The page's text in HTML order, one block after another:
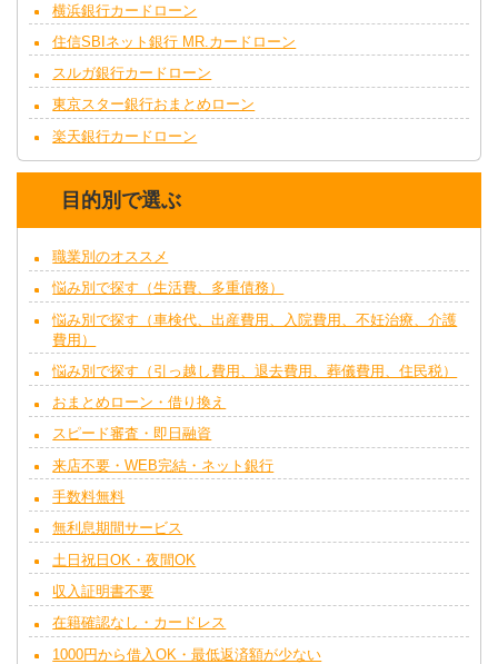
横浜銀行カードローン
住信SBIネット銀行 MR.カードローン
スルガ銀行カードローン
東京スター銀行おまとめローン
楽天銀行カードローン
目的別で選ぶ
職業別のオススメ
悩み別で探す（生活費、多重債務）
悩み別で探す（車検代、出産費用、入院費用、不妊治療、介護
費用）
悩み別で探す（引っ越し費用、退去費用、葬儀費用、住民税）
おまとめローン・借り換え
スピード審査・即日融資
来店不要・WEB完結・ネット銀行
手数料無料
無利息期間サービス
土日祝日OK・夜間OK
収入証明書不要
在籍確認なし・カードレス
1000円から借入OK・最低返済額が少ない